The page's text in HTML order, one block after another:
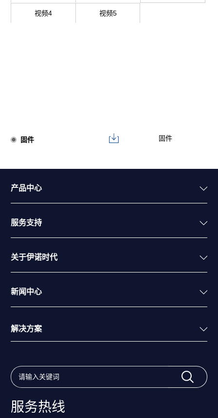
视频4 视频5
固件 固件
产品中心
服务支持
关于伊诺时代
新闻中心
解决方案
服务热线